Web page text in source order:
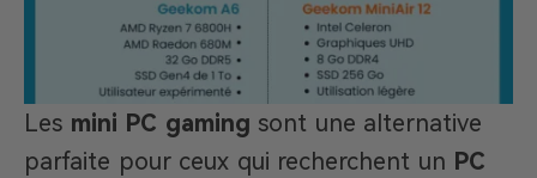
Les mini PC gaming sont une alternative
parfaite pour ceux qui recherchent un PC